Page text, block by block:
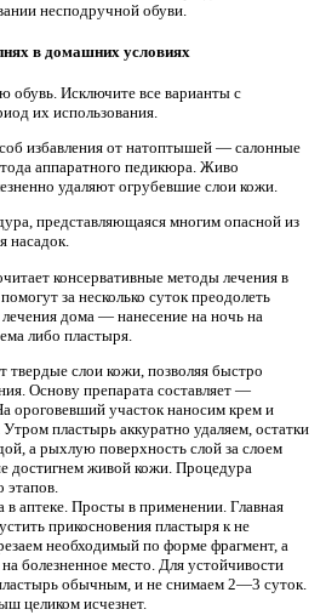
несподручной обуви.
в домашних условиях
обувь. Исключите все варианты с
их использования.
избавления от натоптышей — салонные
аппаратного педикюра. Живо
удаляют огрубевшие слои кожи.
представляющаяся многим опасной из
насадок.
консервативные методы лечения в
за несколько суток преодолеть
дома — нанесение на ночь на
либо пластыря.
твердые слои кожи, позволяя быстро
Основу препарата составляет —
ороговевший участок наносим крем и
пластырь аккуратно удаляем, остатки
а рыхлую поверхность слой за слоем
достигнем живой кожи. Процедура
этапов.
в аптеке. Просты в применении. Главная
прикосновения пластыря к не
необходимый по форме фрагмент, а
болезненное место. Для устойчивости
обычным, и не снимаем 2—3 суток.
целиком исчезнет.